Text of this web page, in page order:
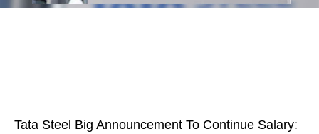
Tata Steel Big Announcement To Continue Salary: